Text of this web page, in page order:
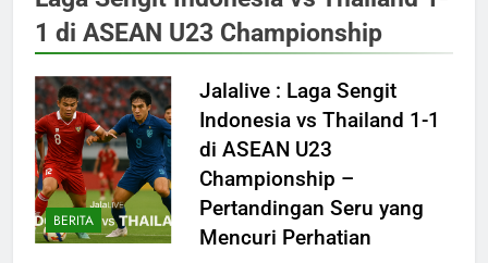
1 di ASEAN U23 Championship
BERITA
Jalalive : Laga Sengit
Indonesia vs Thailand 1-1
di ASEAN U23
Championship –
Pertandingan Seru yang
Mencuri Perhatian